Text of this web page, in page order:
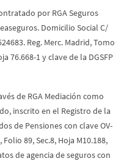
por RGA Seguros
Domicilio Social C/
Reg. Merc. Madrid, Tomo
76.668-1 y clave de la DGSFP
de RGA Mediación como
inscrito en el Registro de la
de Pensiones con clave OV-
89, Sec.8, Hoja M10.188,
de agencia de seguros con